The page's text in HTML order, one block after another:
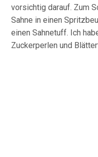
vorsichtig darauf. Zum
Sahne in einen
einen Sahnetuff. Ich
Zuckerperlen und